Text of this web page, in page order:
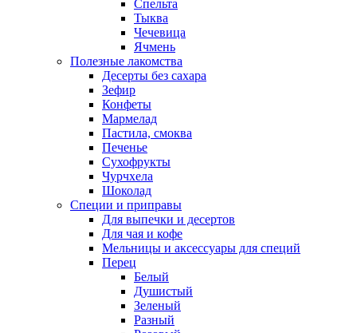
Спельта
Тыква
Чечевица
Ячмень
Полезные лакомства
Десерты без сахара
Зефир
Конфеты
Мармелад
Пастила, смоква
Печенье
Сухофрукты
Чурчхела
Шоколад
Специи и приправы
Для выпечки и десертов
Для чая и кофе
Мельницы и аксессуары для специй
Перец
Белый
Душистый
Зеленый
Разный